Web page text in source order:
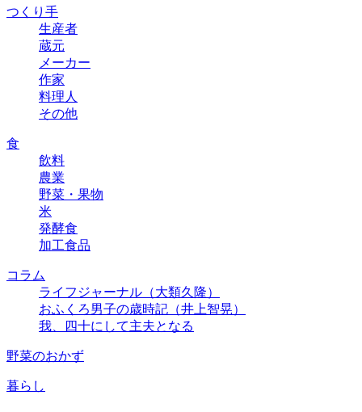
つくり手
生産者
蔵元
メーカー
作家
料理人
その他
食
飲料
農業
野菜・果物
米
発酵食
加工食品
コラム
ライフジャーナル（大類久隆）
おふくろ男子の歳時記（井上智晃）
我、四十にして主夫となる
野菜のおかず
暮らし